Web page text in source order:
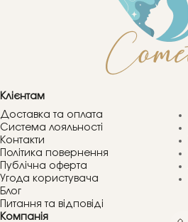
Клієнтам
Доставка та оплата
Система лояльності
Контакти
Політика повернення
Публічна оферта
Угода користувача
Блог
Питання та відповіді
Компанія